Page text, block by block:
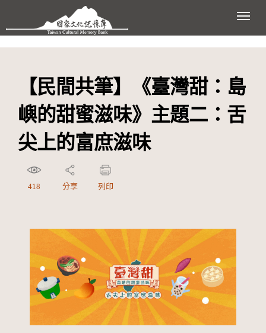
跳到主要內容區塊
展
【民間共筆】《臺灣甜：島
嶼的甜蜜滋味》主題二：舌
尖上的富庶滋味
418 分享 列印